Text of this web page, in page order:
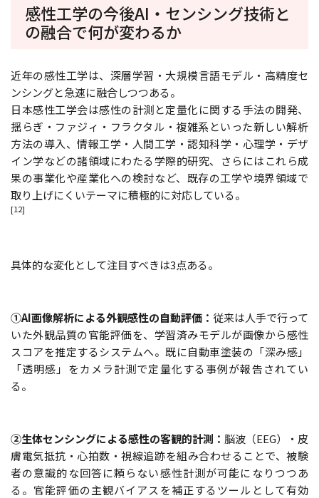
感性工学の今後――AI・センシング技術と
の融合で何が変わるか
近年の感性工学は、深層学習・大規模言語モデル・高精度セ
ンシングと急速に融合しつつある。
日本感性工学会は感性の計測と定量化に関する手法の開発、
揺らぎ・ファジィ・フラクタル・複雑系といった新しい解析
方法の導入、情報工学・人間工学・認知科学・心理学・デザ
イン学などの諸領域にわたる学際的研究、さらにはこれら成
果の事業化や産業化への検討など、既存の工学や境界領域で
取り上げにくいテーマに積極的に対応している。
[12]
具体的な変化として注目すべきは3点ある。
①AI画像解析による外観感性の自動評価： 従来は人手で行って
いた外観品質の官能評価を、学習済みモデルが画像から感性
スコアを推定するシステムへ。既に自動車塗装の「深み感」
「透明感」をカメラ計測で定量化する事例が報告されてい
る。
②生体センシングによる感性の客観的計測： 脳波（EEG）・皮
膚電気抵抗・心拍数・視線追跡を組み合わせることで、被験
者の意識的な回答に頼らない感性計測が可能になりつつあ
る。官能評価の主観バイアスを補正するツールとして有効